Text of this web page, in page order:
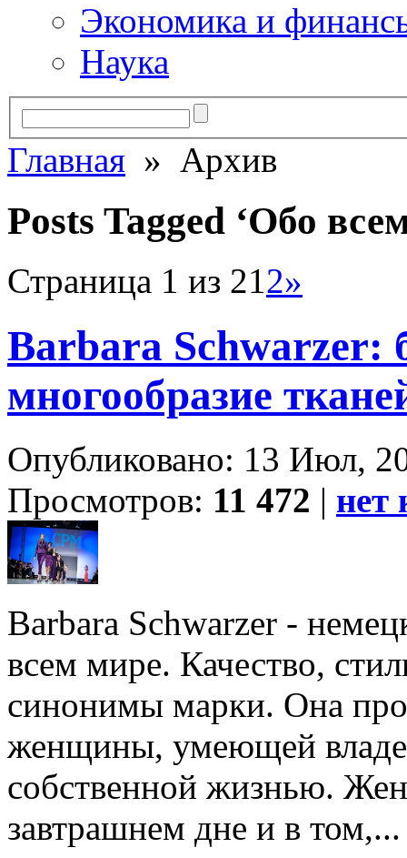
Экономика и
Наука
Главная » Архив
Posts Tagged ‘Обо
Страница 1 из 212»
Barbara Schwarzer:
многообразие
Опубликовано: 13 Июл,
Просмотров: 11 472 | нет
Barbara Schwarzer -
всем мире. Качество,
синонимы марки. Она
женщины, умеющей
собственной жизнью.
завтрашнем дне и в